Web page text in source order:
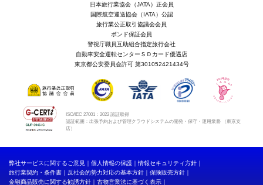
日本旅行業協会（JATA）正会員
国際航空運送協会（IATA）公認
旅行業公正取引協議会会員
ボンド保証会員
警視庁職員互助組合指定旅行会社
自動車安全運転センターＳＤカード優遇店
東京都公安委員会許可 第301052421434号
ISO/IEC 27001：2022 認証取得
認証範囲：出張予約および管理クラウドシステムの開発・保守・運用業務 （東京支
店）
弊社サービスに関するご意見 個人情報の保護
情報セキュリティ方針
旅行業契約・条件書
反社会的勢力対応の基本方針
保険販売方針
金融商品販売に関する勧誘方針
古物営業法に基づく表示